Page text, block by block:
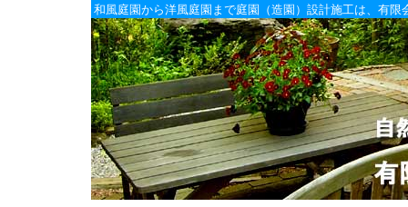
和風庭園から洋風庭園まで庭園（造園）設計施工は、有